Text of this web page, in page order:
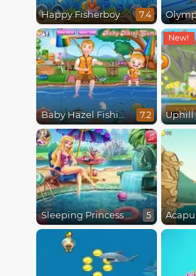
Happy Fisherboy 7.4
Baby Hazel Fishing Time 7.2 Uphill
Sleeping Princess Swimming Pool 5